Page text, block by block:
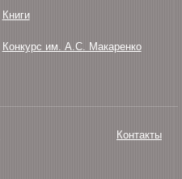
Книги
Конкурс им. А.С. Макаренко
Контакты